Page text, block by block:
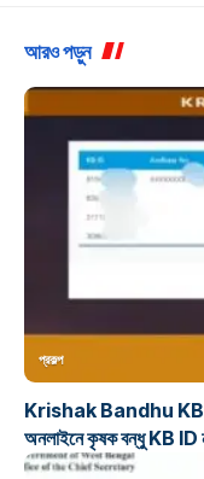
আরও পড়ুন
প্রকল্প
Krishak Bandhu
অনলাইনে কৃষক বন্ধু KB ID